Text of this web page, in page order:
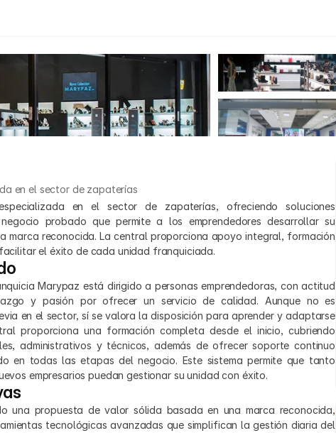
en el sector de zapaterías
en el sector de zapaterías, ofreciendo soluciones
probado que permite a los emprendedores desarrollar su
marca reconocida. La central proporciona apoyo integral, formación
el éxito de cada unidad franquiciada.
Marypaz está dirigido a personas emprendedoras, con actitud
y pasión por ofrecer un servicio de calidad. Aunque no es
en el sector, sí se valora la disposición para aprender y adaptarse
proporciona una formación completa desde el inicio, cubriendo
administrativos y técnicos, además de ofrecer soporte continuo
en todas las etapas del negocio. Este sistema permite que tanto
empresarios puedan gestionar su unidad con éxito.
una propuesta de valor sólida basada en una marca reconocida,
tecnológicas avanzadas que simplifican la gestión diaria del